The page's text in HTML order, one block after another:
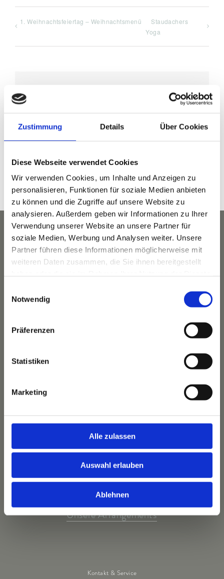
Zustimmung Details Über Cookies
Diese Webseite verwendet Cookies
Wir verwenden Cookies, um Inhalte und Anzeigen zu
personalisieren, Funktionen für soziale Medien anbieten
zu können und die Zugriffe auf unsere Website zu
analysieren. Außerdem geben wir Informationen zu Ihrer
Verwendung unserer Website an unsere Partner für
soziale Medien, Werbung und Analysen weiter. Unsere
Partner führen diese Informationen möglicherweise mit
weiteren Daten zusammen, die Sie ihnen bereitgestellt
Notwendig
Präferenzen
Statistiken
Marketing
Alle zulassen
Auswahl erlauben
Ablehnen
1. Weihnachtsfeiertag – Weihnachtsmenü
Staudachers
Yoga
Datum:
8:30 a.m. - 9:30 a.m.
Veranstaltungskategorie:
Yoga
Unsere Highlights
Unsere Wohnwelten
Unser Wellnessangebot
Unsere Arrangements
Kontakt & Service